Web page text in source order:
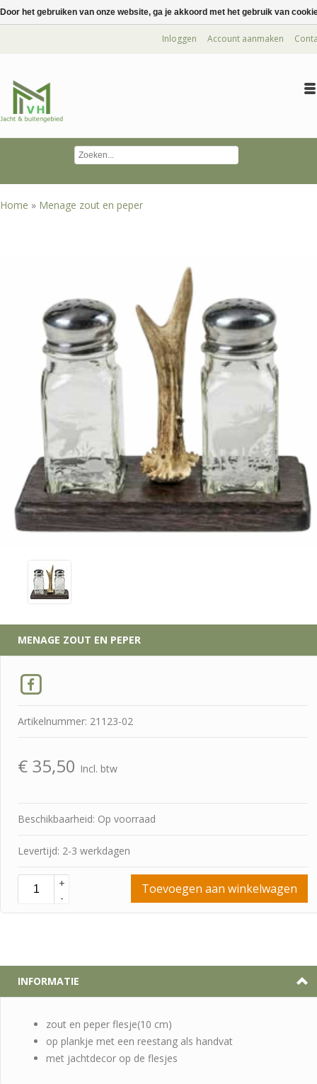
Inloggen Account aanmaken
Home » Menage zout en peper
MENAGE ZOUT EN PEPER
Artikelnummer: 21123-02
€ 35,50 Incl. btw
Beschikbaarheid: Op voorraad
Levertijd: 2-3 werkdagen
+
-
Toevoegen aan winkelwagen
INFORMATIE
zout en peper flesje(10 cm)
op plankje met een reestang als handvat
met jachtdecor op de flesjes
Door het gebruiken van onze website, ga je akkoord met het gebruik van